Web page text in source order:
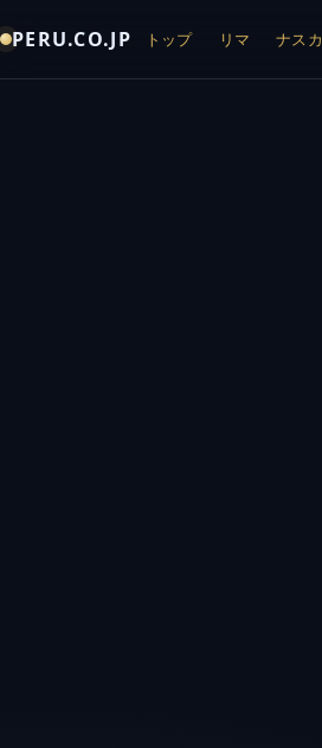
PERU.CO.JP トップ リマ ナスカ